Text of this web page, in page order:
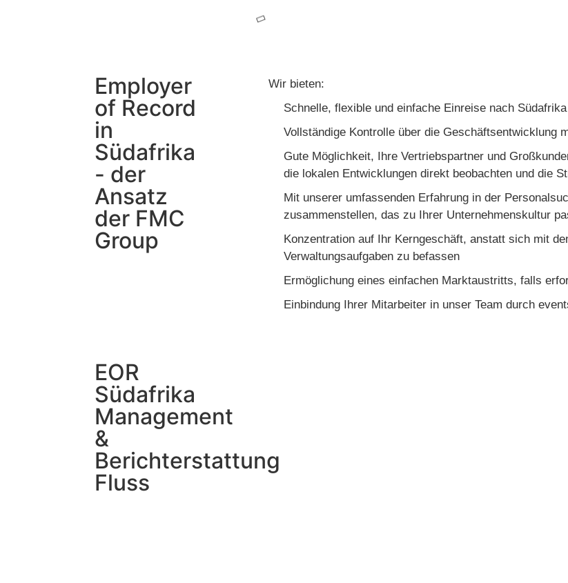
Employer
of Record
in
Südafrika
- der
Ansatz
der FMC
Group
Wir bieten:
Schnelle, flexible und einfache Einreise nach
Vollständige Kontrolle über die Geschäftsentwicklung
Gute Möglichkeit, Ihre Vertriebspartner und
die lokalen Entwicklungen direkt beobachten und die
Mit unserer umfassenden Erfahrung in der
zusammenstellen, das zu Ihrer Unternehmenskultur
Konzentration auf Ihr Kerngeschäft, anstatt sich mit
Verwaltungsaufgaben zu befassen
Ermöglichung eines einfachen Marktaustritts, falls
Einbindung Ihrer Mitarbeiter in unser Team durch
EOR
Südafrika
Management
&
Berichterstattung
Fluss